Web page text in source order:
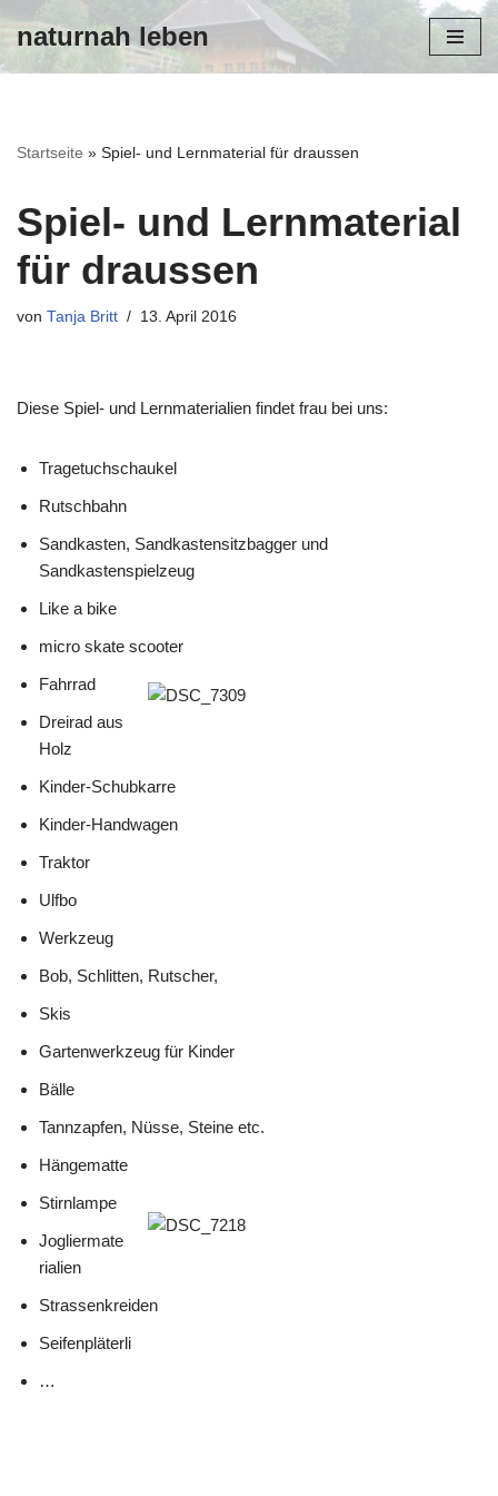
Zum
naturnah leben
Startseite » Spiel- und Lernmaterial für draussen
Spiel- und Lernmaterial
für draussen
von Tanja Britt 13. April 2016
Diese Spiel- und Lernmaterialien findet frau bei uns:
Tragetuchschaukel
Rutschbahn
Sandkasten, Sandkastensitzbagger und
Sandkastenspielzeug
Like a bike
micro skate scooter
Fahrrad
Dreirad aus
Holz
Kinder-Schubkarre
Kinder-Handwagen
Traktor
Ulfbo
Werkzeug
Bob, Schlitten, Rutscher,
Skis
Gartenwerkzeug für Kinder
Bälle
Tannzapfen, Nüsse, Steine etc.
Hängematte
Stirnlampe
Jogliermate
rialien
Strassenkreiden
Seifenpläterli
…